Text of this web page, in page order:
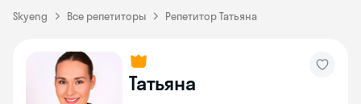
Skyeng Все репетиторы Репетитор Татьяна
Татьяна